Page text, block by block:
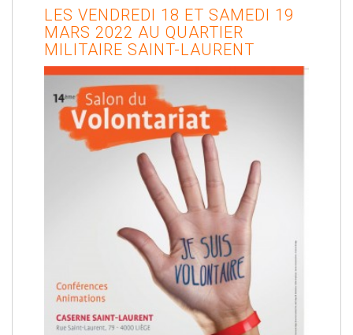
LES VENDREDI 18 ET SAMEDI 19
MARS 2022 AU QUARTIER
MILITAIRE SAINT-LAURENT